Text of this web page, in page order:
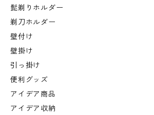
髭剃りホルダー
剃刀ホルダー
壁付け
壁掛け
引っ掛け
便利グッズ
アイデア商品
アイデア収納